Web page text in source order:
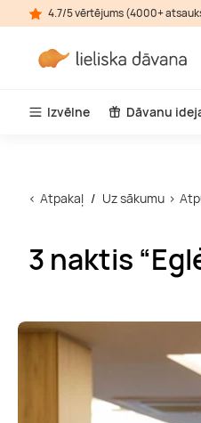
4.7/5 vērtējums (4000+
Izvēlne Dāvanu
Atpakaļ Uz sākumu
3 naktis